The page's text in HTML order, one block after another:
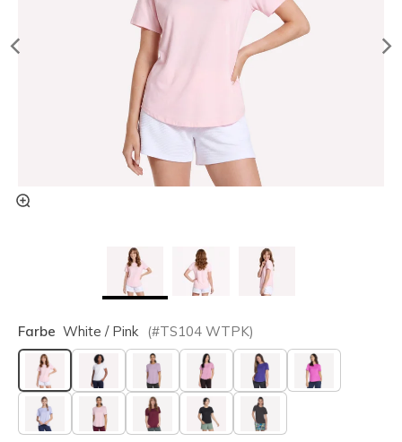
Farbe White / Pink (#TS104 WTPK)
ausgewählt